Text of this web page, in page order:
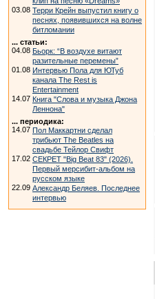
03.08 Терри Крейн выпустил книгу о
песнях, появившихся на волне
битломании
... статьи:
04.08 Бьорк: “В воздухе витают
разительные перемены”
01.08 Интервью Пола для ЮТуб
канала The Rest is
Entertainment
14.07 Книга "Слова и музыка Джона
Леннона"
... периодика:
14.07 Пол Маккартни сделал
трибьют The Beatles на
свадьбе Тейлор Свифт
17.02 СЕКРЕТ "Big Beat 83" (2026).
Первый мерсибит-альбом на
русском языке
22.09 Александр Беляев. Последнее
интервью